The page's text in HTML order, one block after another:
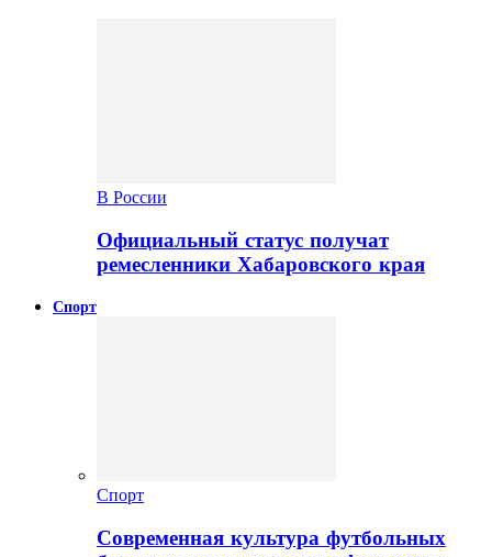
В России
Официальный статус получат
ремесленники Хабаровского края
Спорт
Спорт
Современная культура футбольных